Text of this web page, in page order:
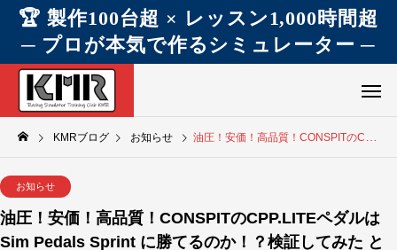
🏆 製作100台超 × レッスン1,000時間超
─ プロが本気で作るシミュレーター ─
KMRブログ お知らせ 油圧！安価！高品質！CONSPITのCPP.LITEペダルはSim Pedals Sprint に勝てるのか！？検証してみた という動画を公開しました。
お知らせ
油圧！安価！高品質！CONSPITのCPP.LITEペダルは
Sim Pedals Sprint に勝てるのか！？検証してみた と